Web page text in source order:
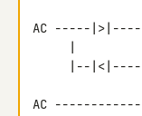
AC -----
AC -------------